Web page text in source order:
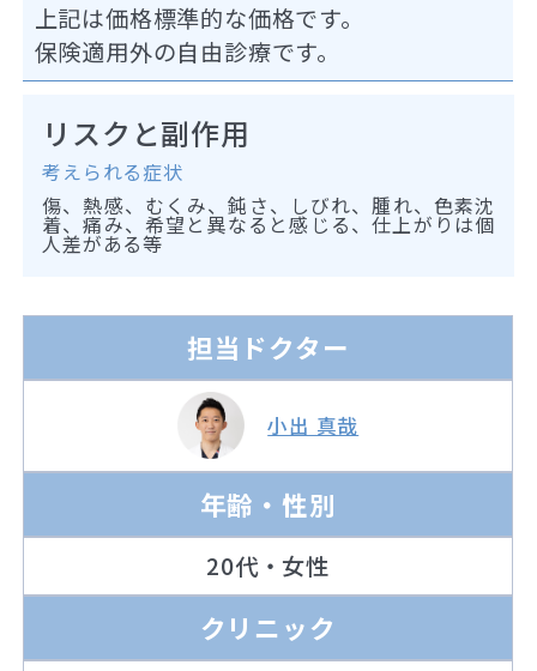
上記は価格標準的な価格です。
保険適用外の自由診療です。
リスクと副作用
考えられる症状
傷、熱感、むくみ、鈍さ、しびれ、腫れ、色素沈
着、痛み、希望と異なると感じる、仕上がりは個
人差がある等
担当ドクター
小出 真哉
年齢・性別
20代・女性
クリニック